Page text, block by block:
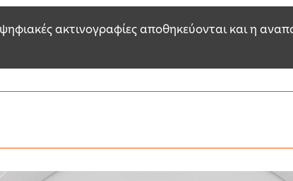
ακτινογραφίες αποθηκεύονται και η